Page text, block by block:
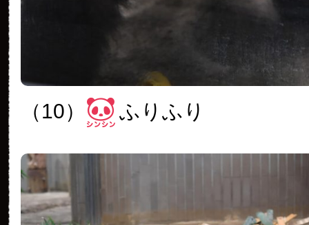
（10） ふりふり